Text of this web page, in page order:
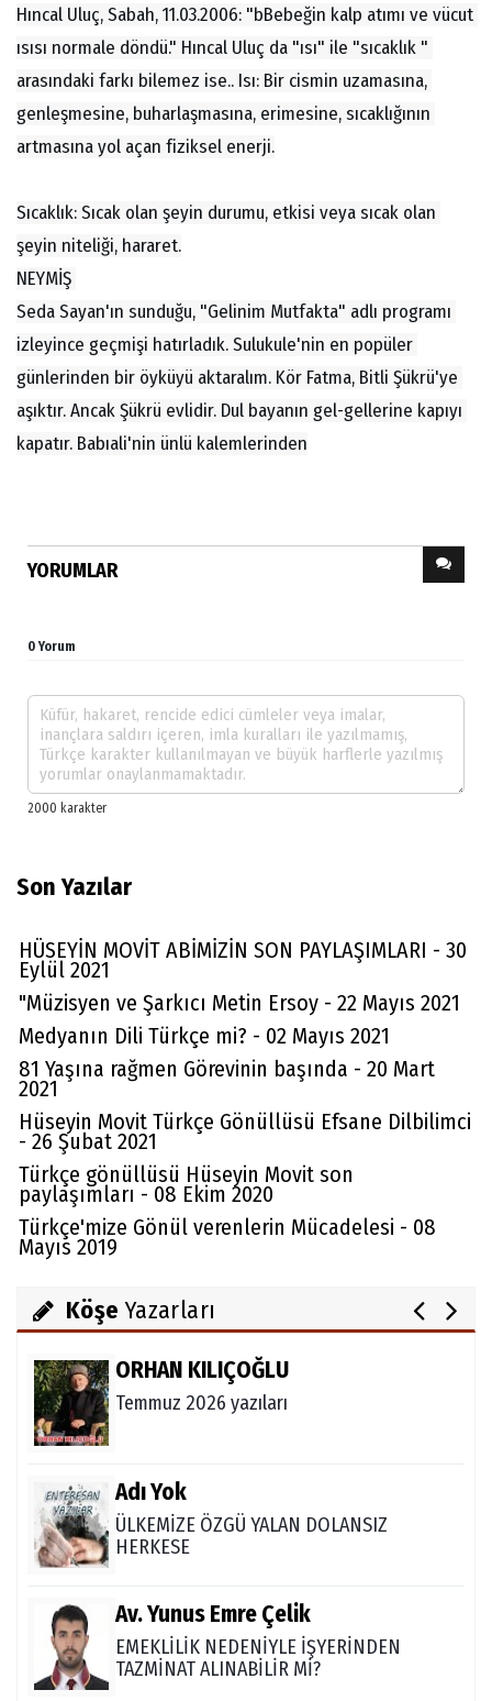
Hıncal Uluç, Sabah, 11.03.2006: "bBebeğin kalp atımı ve vücut
ısısı normale döndü." Hıncal Uluç da "ısı" ile "sıcaklık "
arasındaki farkı bilemez ise.. Isı: Bir cismin uzamasına,
genleşmesine, buharlaşmasına, erimesine, sıcaklığının
artmasına yol açan fiziksel enerji.
Sıcaklık: Sıcak olan şeyin durumu, etkisi veya sıcak olan
şeyin niteliği, hararet.
NEYMİŞ
Seda Sayan'ın sunduğu, "Gelinim Mutfakta" adlı programı
izleyince geçmişi hatırladık. Sulukule'nin en popüler
günlerinden bir öyküyü aktaralım. Kör Fatma, Bitli Şükrü'ye
aşıktır. Ancak Şükrü evlidir. Dul bayanın gel-gellerine kapıyı
kapatır. Babıali'nin ünlü kalemlerinden
YORUMLAR
0 Yorum
Son Yazılar
HÜSEYİN MOVİT ABİMİZİN SON PAYLAŞIMLARI - 30
Eylül 2021
"Müzisyen ve Şarkıcı Metin Ersoy - 22 Mayıs 2021
Medyanın Dili Türkçe mi? - 02 Mayıs 2021
81 Yaşına rağmen Görevinin başında - 20 Mart
2021
Hüseyin Movit Türkçe Gönüllüsü Efsane Dilbilimci
- 26 Şubat 2021
Türkçe gönüllüsü Hüseyin Movit son
paylaşımları - 08 Ekim 2020
Türkçe'mize Gönül verenlerin Mücadelesi - 08
Mayıs 2019
Köşe Yazarları
Av. Cemil Can
FARELERİ DİNLEMEYİN!..
Abdullah Gözaydın
ORHAN KILIÇOĞLU
Temmuz 2026 yazıları
Adı Yok
ÜLKEMİZE ÖZGÜ YALAN DOLANSIZ
HERKESE
Av. Yunus Emre Çelik
EMEKLİLİK NEDENİYLE İŞYERİNDEN
TAZMİNAT ALINABİLİR Mİ?